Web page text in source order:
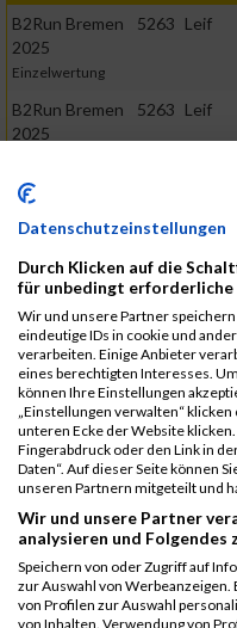
B2Run Bremen
2025
Einzelwertung
5263 Leif
B2Run Bremen
2025
männlich
5263 Leif
B2Run Bremen
Teamwertung
männlich
5263
B2Run Bremen
2025
Teamwertung
mixed
5263 Leif
Legende:
GPos = Geschlechter
Team Position, DNS = Did
Disqualifiziert
Datenschutzeinstellungen
Durch Klicken auf die
für unbedingt
Wir und unsere Partner
eindeutige IDs in cookie und
verarbeiten. Einige Anbieter
eines berechtigten Interesses.
können Ihre Einstellungen
„Einstellungen verwalten“
unteren Ecke der Website
Fingerabdruck oder den Link in
Daten“. Auf dieser Seite können
unseren Partnern mitgeteilt und
Wir und unsere Partner
analysieren und Folgendes
Speichern von oder Zugriff auf
zur Auswahl von
von Profilen zur Auswahl
von Inhalten. Verwendung von